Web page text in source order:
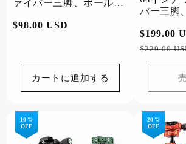
ァイバー三脚、ボールヘ
通
$98.00 USD
カートに追加する
バー三脚
通
常
価
$199.00
$229.00
10 %
OFF
20 %
OFF